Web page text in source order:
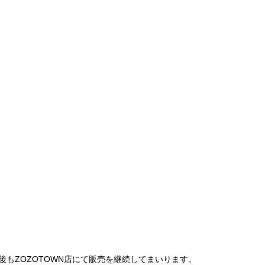
ZOZOTOWN店にて販売を継続してまいります。